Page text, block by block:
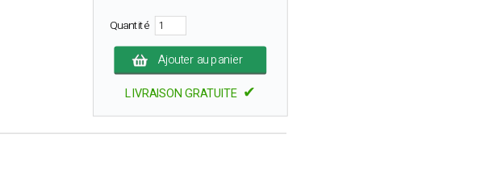
Quantité
Ajouter au panier
LIVRAISON GRATUITE ✔